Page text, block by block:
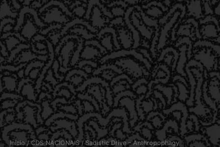
Início /CDS NACIONAIS/ Sadistic Drive – Anthropophagy